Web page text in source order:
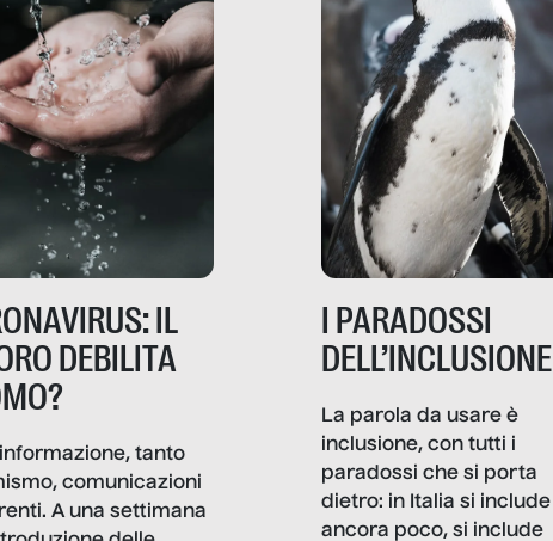
IL
DEBILITA
tanto
comunicazioni
A una settimana
I PARADOSSI
DELL’INCLUSIONE
La parola da usare è
inclusione, con tutti i
paradossi che si porta
dietro: in Italia si include
ancora poco, si include